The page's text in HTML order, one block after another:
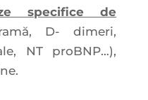
specifice de
D- dimeri,
NT proBNP…),